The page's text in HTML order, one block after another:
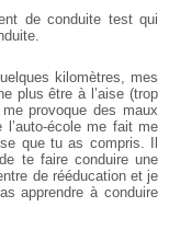
de conduite test qui
kilomètres, mes
plus être à l’aise (trop
provoque des maux
école me fait me
que tu as compris. Il
te faire conduire une
de rééducation et je
apprendre à conduire